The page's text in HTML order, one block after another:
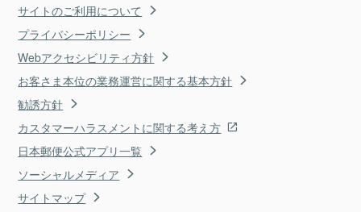
サイトのご利用について
プライバシーポリシー
Webアクセシビリティ方針
お客さま本位の業務運営に関する基本方針
勧誘方針
カスタマーハラスメントに関する考え方
日本郵便公式アプリ一覧
ソーシャルメディア
サイトマップ